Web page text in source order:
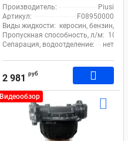
Производитель:
Piusi
Артикул:
F08950000
Виды жидкости: керосин, бензин,
Пропускная способность, л/м: 105
Сепарация, водоотделение:
нет
2 981 руб
Видеообзор